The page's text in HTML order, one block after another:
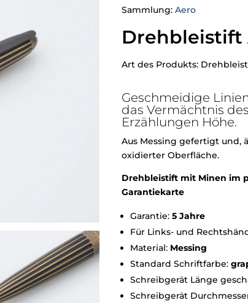
Sammlung: Aero
Drehbleistift
Art des Produkts:
Geschmeidige
das Vermächtnis
Erzählungen Höhe.
Aus Messing gefertigt und,
oxidierter Oberfläche.
Drehbleistift mit Minen im
Garantiekarte
Garantie: 5 Jahre
Für Links- und
Material: Messing
Standard Schriftfarbe:
Schreibgerät Länge
Schreibgerät